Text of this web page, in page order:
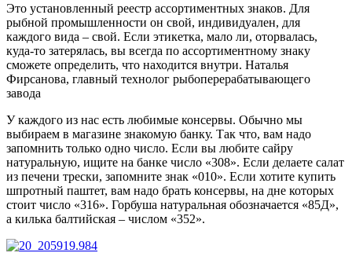
Это установленный реестр ассортиментных знаков. Для
рыбной промышленности он свой, индивидуален, для
каждого вида – свой. Если этикетка, мало ли, оторвалась,
куда-то затерялась, вы всегда по ассортиментному знаку
сможете определить, что находится внутри. Наталья
Фирсанова, главный технолог рыбоперерабатывающего
завода
У каждого из нас есть любимые консервы. Обычно мы
выбираем в магазине знакомую банку. Так что, вам надо
запомнить только одно число. Если вы любите сайру
натуральную, ищите на банке число «308». Если делаете салат
из печени трески, запомните знак «010». Если хотите купить
шпротный паштет, вам надо брать консервы, на дне которых
стоит число «316». Горбуша натуральная обозначается «85Д»,
а килька балтийская – числом «352».